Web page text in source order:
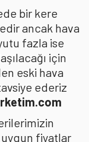
bir kere
ancak hava
fazla ise
için
eski hava
ederiz
fiyatlar